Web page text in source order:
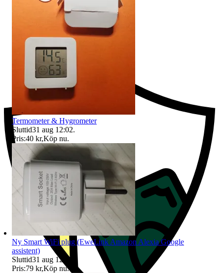
Ersättning om du inte får din vara
Termometer & Hygrometer
Sluttid31 aug 12:02.
Pris:40 kr,Köp nu.
Ny Smart WiFi plug (EweLink Amazon Alexia Google
assistent)
Sluttid31 aug 12:03
Pris:79 kr,Köp nu.